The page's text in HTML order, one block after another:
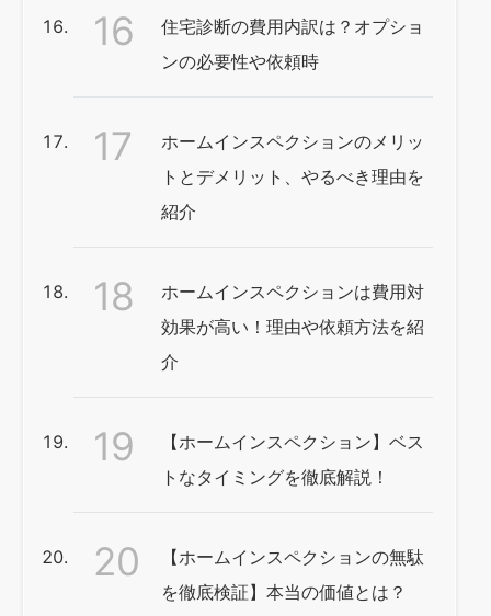
住宅診断の費用内訳は？オプショ
ンの必要性や依頼時
ホームインスペクションのメリッ
トとデメリット、やるべき理由を
紹介
ホームインスペクションは費用対
効果が高い！理由や依頼方法を紹
介
【ホームインスペクション】ベス
トなタイミングを徹底解説！
【ホームインスペクションの無駄
を徹底検証】本当の価値とは？